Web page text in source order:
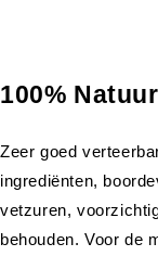
100%
Zeer goed
ingrediënten,
vetzuren,
behouden. Voor de